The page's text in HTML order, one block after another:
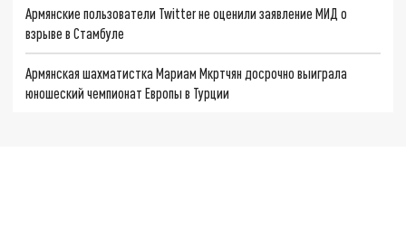
Армянские пользователи Twitter не оценили заявление МИД о
взрыве в Стамбуле
Армянская шахматистка Мариам Мкртчян досрочно выиграла
юношеский чемпионат Европы в Турции